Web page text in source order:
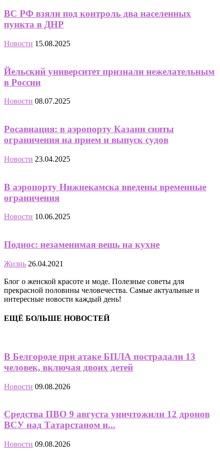
ВС РФ взяли под контроль два населенных
пункта в ДНР
Новости 15.08.2025
Йельский университет признали нежелательным
в России
Новости 08.07.2025
Росавиация: в аэропорту Казани сняты
ограничения на прием и выпуск судов
Новости 23.04.2025
В аэропорту Нижнекамска введены временные
ограничения
Новости 10.06.2025
Поднос: незаменимая вещь на кухне
Жизнь 26.04.2021
Блог о женской красоте и моде. Полезные советы для
прекрасной половины человечества. Самые актуальные и
интересные новости каждый день!
ЕЩЁ БОЛЬШЕ НОВОСТЕЙ
В Белгороде при атаке БПЛА пострадали 13
человек, включая двоих детей
Новости 09.08.2026
Средства ПВО 9 августа уничтожили 12 дронов
ВСУ над Татарстаном и...
Новости 09.08.2026